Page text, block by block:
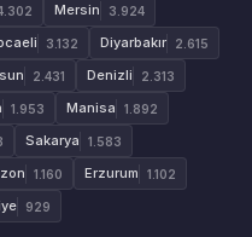
Mersin 3.924
3.132 Diyarbakır 2.615
2.431 Denizli 2.313
1.953 Manisa 1.892
Sakarya 1.583
1.160 Erzurum 1.102
929